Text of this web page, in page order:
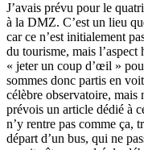
J’avais prévu pour le
à la DMZ. C’est un lieu
car ce n’est initialement
du tourisme, mais
« jeter un coup d’œil »
sommes donc partis en
célèbre observatoire, mais
prévois un article dédié à
n’y rentre pas comme ça,
départ d’un bus, qui ne